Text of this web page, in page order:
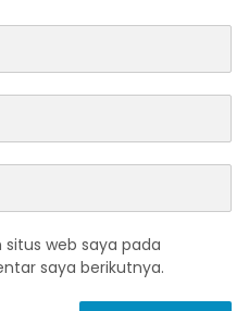
web saya pada
saya berikutnya.